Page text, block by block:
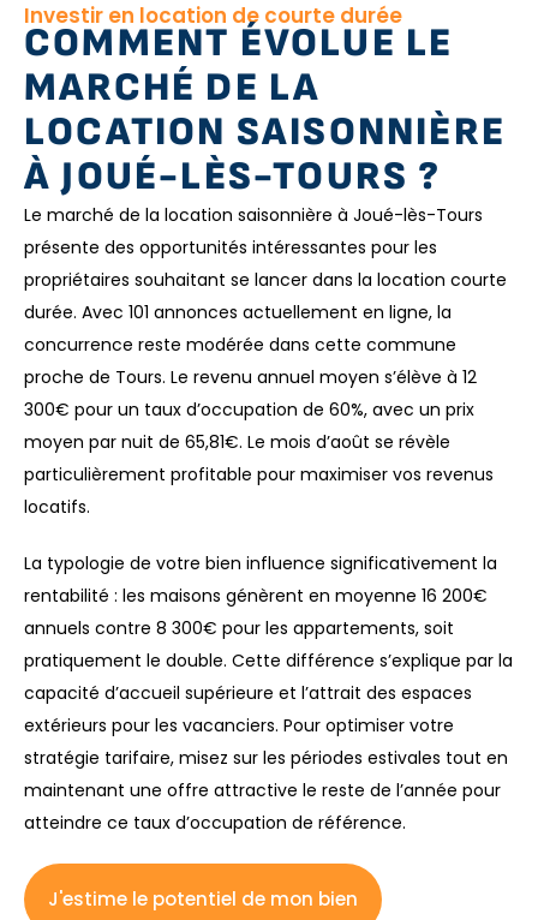
Investir en location de courte durée
COMMENT ÉVOLUE LE
MARCHÉ DE LA
LOCATION SAISONNIÈRE
À JOUÉ-LÈS-TOURS ?
Le marché de la location saisonnière à Joué-lès-Tours
présente des opportunités intéressantes pour les
propriétaires souhaitant se lancer dans la location courte
durée. Avec 101 annonces actuellement en ligne, la
concurrence reste modérée dans cette commune
proche de Tours. Le revenu annuel moyen s’élève à 12
300€ pour un taux d’occupation de 60%, avec un prix
moyen par nuit de 65,81€. Le mois d’août se révèle
particulièrement profitable pour maximiser vos revenus
locatifs.
La typologie de votre bien influence significativement la
rentabilité : les maisons génèrent en moyenne 16 200€
annuels contre 8 300€ pour les appartements, soit
pratiquement le double. Cette différence s’explique par la
capacité d’accueil supérieure et l’attrait des espaces
extérieurs pour les vacanciers. Pour optimiser votre
stratégie tarifaire, misez sur les périodes estivales tout en
maintenant une offre attractive le reste de l’année pour
atteindre ce taux d’occupation de référence.
J'estime le potentiel de mon bien